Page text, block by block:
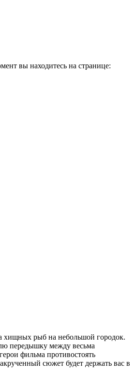
вы находитесь на странице:
хищных рыб на небольшой городок.
передышку между весьма
фильма противостоять
сюжет будет держать вас в